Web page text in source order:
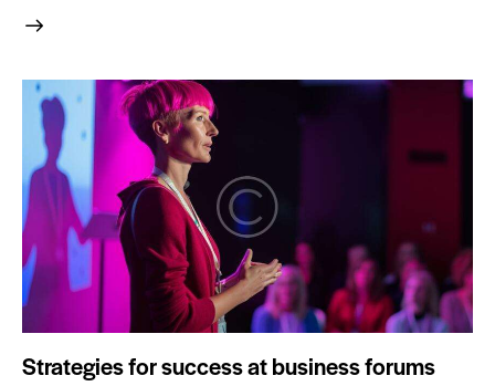
Strategies for success at business forums